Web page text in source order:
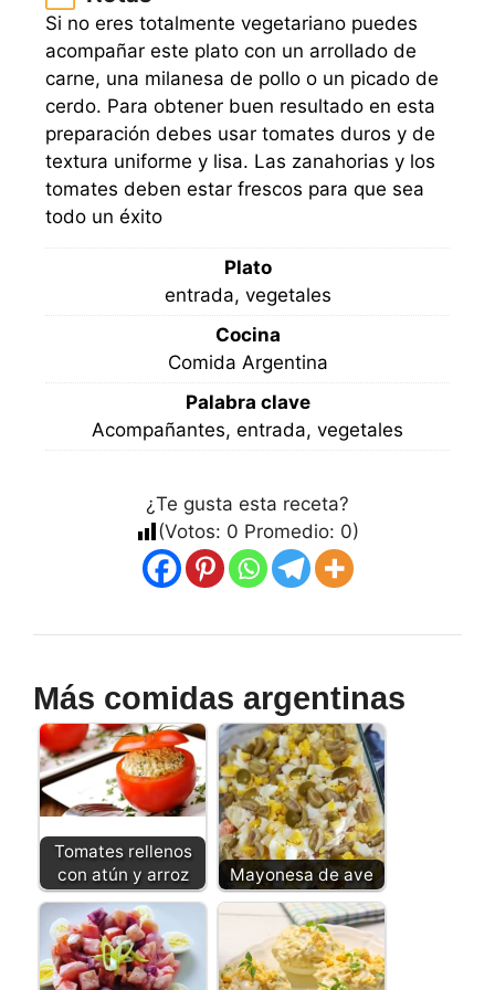
Si no eres totalmente vegetariano puedes
acompañar este plato con un arrollado de
carne, una milanesa de pollo o un picado de
cerdo. Para obtener buen resultado en esta
preparación debes usar tomates duros y de
textura uniforme y lisa. Las zanahorias y los
tomates deben estar frescos para que sea
todo un éxito
Plato
entrada, vegetales
Cocina
Comida Argentina
Palabra clave
Acompañantes, entrada, vegetales
¿Te gusta esta receta?
(Votos: 0 Promedio: 0)
Más comidas argentinas
Tomates rellenos
con atún y arroz
Mayonesa de ave